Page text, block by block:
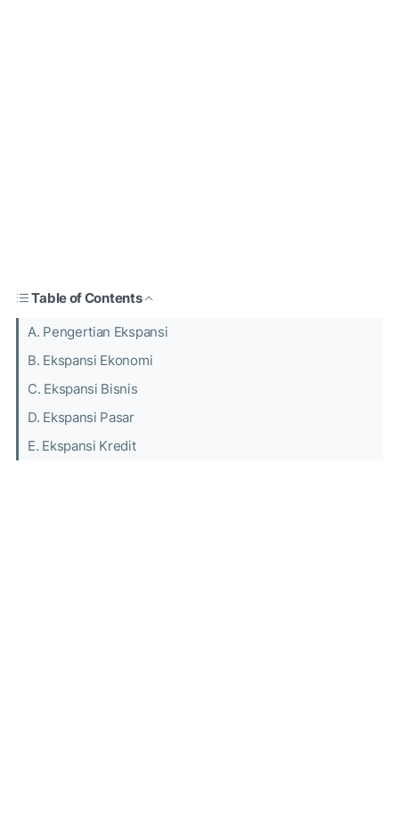
Table of Contents
A. Pengertian Ekspansi
B. Ekspansi Ekonomi
C. Ekspansi Bisnis
D. Ekspansi Pasar
E. Ekspansi Kredit